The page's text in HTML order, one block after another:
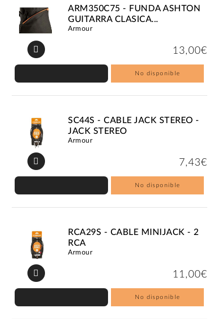
ARM350C75 - FUNDA ASHTON
GUITARRA CLASICA...
Armour
13,00€
No disponible
SC44S - CABLE JACK STEREO -
JACK STEREO
Armour
7,43€
No disponible
RCA29S - CABLE MINIJACK - 2
RCA
Armour
11,00€
No disponible